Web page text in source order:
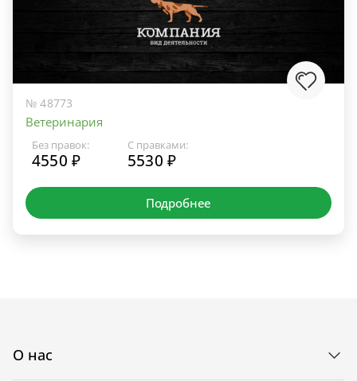
№ 48773
Ветеринария
Без правок:
4550 ₽
С правками:
5530 ₽
Подробнее
О нас